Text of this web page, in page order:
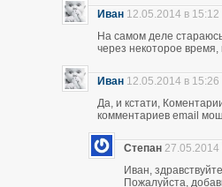
Иван 12.05.2014 в 15:12
На самом деле
через некоторое время,
Иван 12.05.2014 в 15:26
Да, и кстати,
комментариев email
Степан 27.05.2014
Иван,
Пожалуйста,